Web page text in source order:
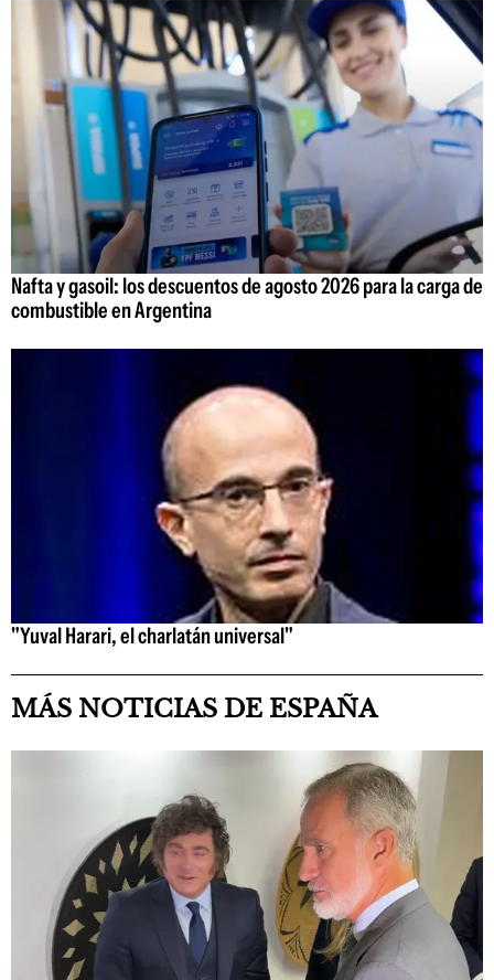
Nafta y gasoil: los descuentos de agosto 2026 para la carga de
combustible en Argentina
"Yuval Harari, el charlatán universal"
MÁS NOTICIAS DE ESPAÑA